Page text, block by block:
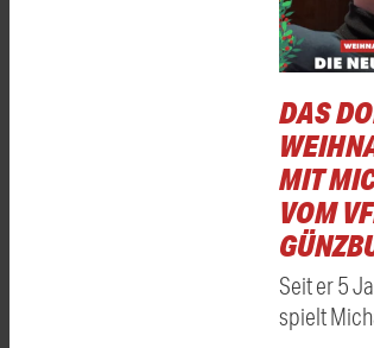
DAS
MIT
VOM
Seit er 5
spielt